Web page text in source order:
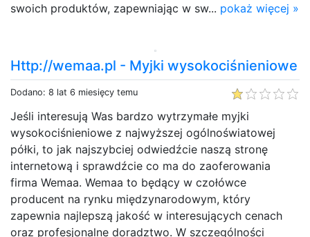
swoich produktów, zapewniając w sw... pokaż więcej »
Http://wemaa.pl - Myjki wysokociśnieniowe
Dodano: 8 lat 6 miesięcy temu
Jeśli interesują Was bardzo wytrzymałe myjki
wysokociśnieniowe z najwyższej ogólnoświatowej
półki, to jak najszybciej odwiedźcie naszą stronę
internetową i sprawdźcie co ma do zaoferowania
firma Wemaa. Wemaa to będący w czołówce
producent na rynku międzynarodowym, który
zapewnia najlepszą jakość w interesujących cenach
oraz profesjonalne doradztwo. W szczególności